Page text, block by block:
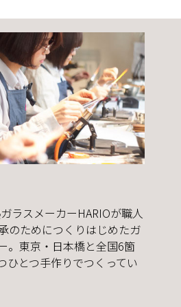
ラスメーカーHARIOが職人
のためにつくりはじめたガ
。東京・日本橋と全国6箇
ひとつ手作りでつくってい